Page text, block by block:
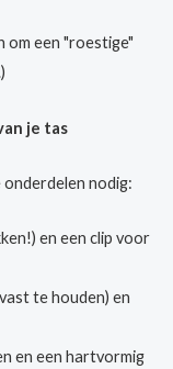
om een "roestige"
je tas
onderdelen nodig:
en een clip voor
te houden) en
en een hartvormig